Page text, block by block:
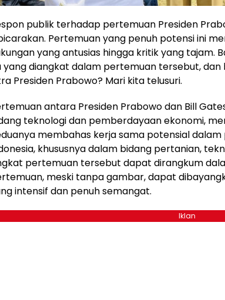
publik terhadap pertemuan Presiden
Pertemuan yang penuh potensi ini
yang antusias hingga kritik yang tajam.
yang diangkat dalam pertemuan tersebut,
Presiden Prabowo? Mari kita telusuri.
antara Presiden Prabowo dan Bill
teknologi dan pemberdayaan ekonomi,
membahas kerja sama potensial
khususnya dalam bidang pertanian,
pertemuan tersebut dapat dirangkum
meski tanpa gambar, dapat
intensif dan penuh semangat.
Iklan